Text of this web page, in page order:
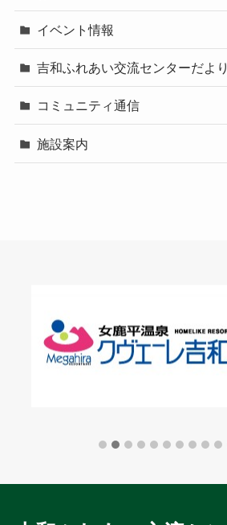
イベント情報
吉和ふれあい交流センターだより
コミュニティ通信
施設案内